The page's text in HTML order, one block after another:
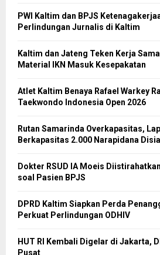
PWI Kaltim dan BPJS
Perlindungan Jurnalis di Kaltim
Kaltim dan Jateng Teken Kerja
Material IKN Masuk Kesepakatan
Atlet Kaltim Benaya Rafael Warkey
Taekwondo Indonesia Open 2026
Rutan Samarinda Overkapasitas,
Berkapasitas 2.000 Narapidana
Dokter RSUD IA Moeis
soal Pasien BPJS
DPRD Kaltim Siapkan Perda
Perkuat Perlindungan ODHIV
HUT RI Kembali Digelar di Jakarta,
Pusat